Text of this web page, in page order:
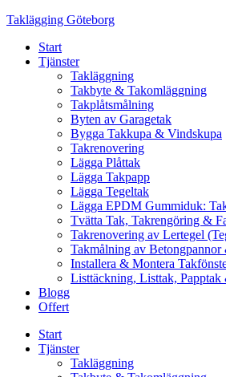
Skip
content
Taklägging Göteborg
Start
Tjänster
Takläggning
Takbyte & Takomläggning
Takplåtsmålning
Byten av Garagetak
Bygga Takkupa & Vindskupa
Takrenovering
Lägga Plåttak
Lägga Takpapp
Lägga Tegeltak
Lägga EPDM Gummiduk:
Tvätta Tak, Takrengöring &
Takrenovering av Lertegel
Takmålning av Betongpannor
Installera & Montera
Listtäckning, Listtak, Papptak
Blogg
Offert
Start
Tjänster
Takläggning